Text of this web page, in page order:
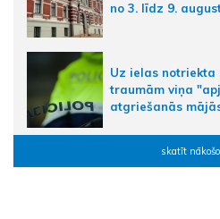
no 3. līdz 9.
Uz ielas
traumām viņa
atgriešanās
skatīt nākošo